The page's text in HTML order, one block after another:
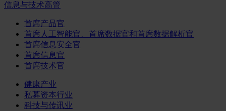
信息与技术高管
首席产品官
首席人工智能官、首席数据官和首席数据解析官
首席信息安全官
首席信息官
首席技术官
健康产业
私募资本行业
科技与传讯业